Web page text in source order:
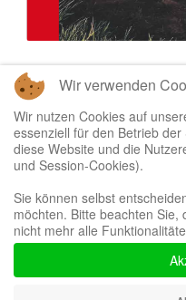
Bootstrapis a front-end
License.
font licensed
Wir verwenden
Wir nutzen Cookies auf
essenziell für den Betrieb
diese Website und die
und Session-Cookies).
Sie können selbst
möchten. Bitte beachten Sie,
nicht mehr alle